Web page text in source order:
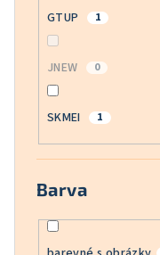
GTUP 1
JNEW 0
SKMEI 1
Barva